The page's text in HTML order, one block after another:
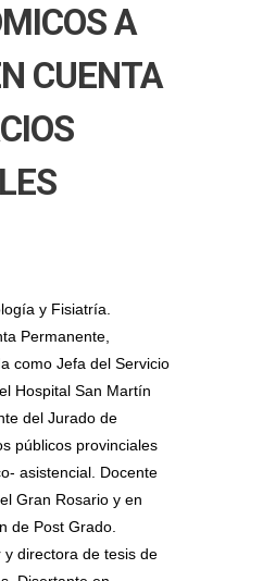
A
CUENTA
y Fisiatría.
Permanente,
como Jefa del Servicio
Hospital San Martín
del Jurado de
públicos provinciales
asistencial. Docente
Gran Rosario y en
de Post Grado.
directora de tesis de